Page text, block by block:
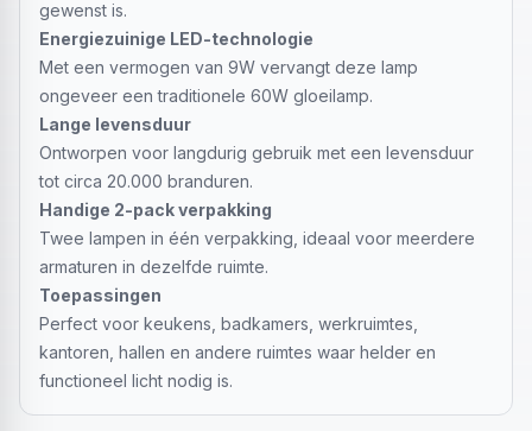
gewenst is.
Energiezuinige LED-technologie
Met een vermogen van 9W vervangt deze lamp
ongeveer een traditionele 60W gloeilamp.
Lange levensduur
Ontworpen voor langdurig gebruik met een levensduur
tot circa 20.000 branduren.
Handige 2-pack verpakking
Twee lampen in één verpakking, ideaal voor meerdere
armaturen in dezelfde ruimte.
Toepassingen
Perfect voor keukens, badkamers, werkruimtes,
kantoren, hallen en andere ruimtes waar helder en
functioneel licht nodig is.